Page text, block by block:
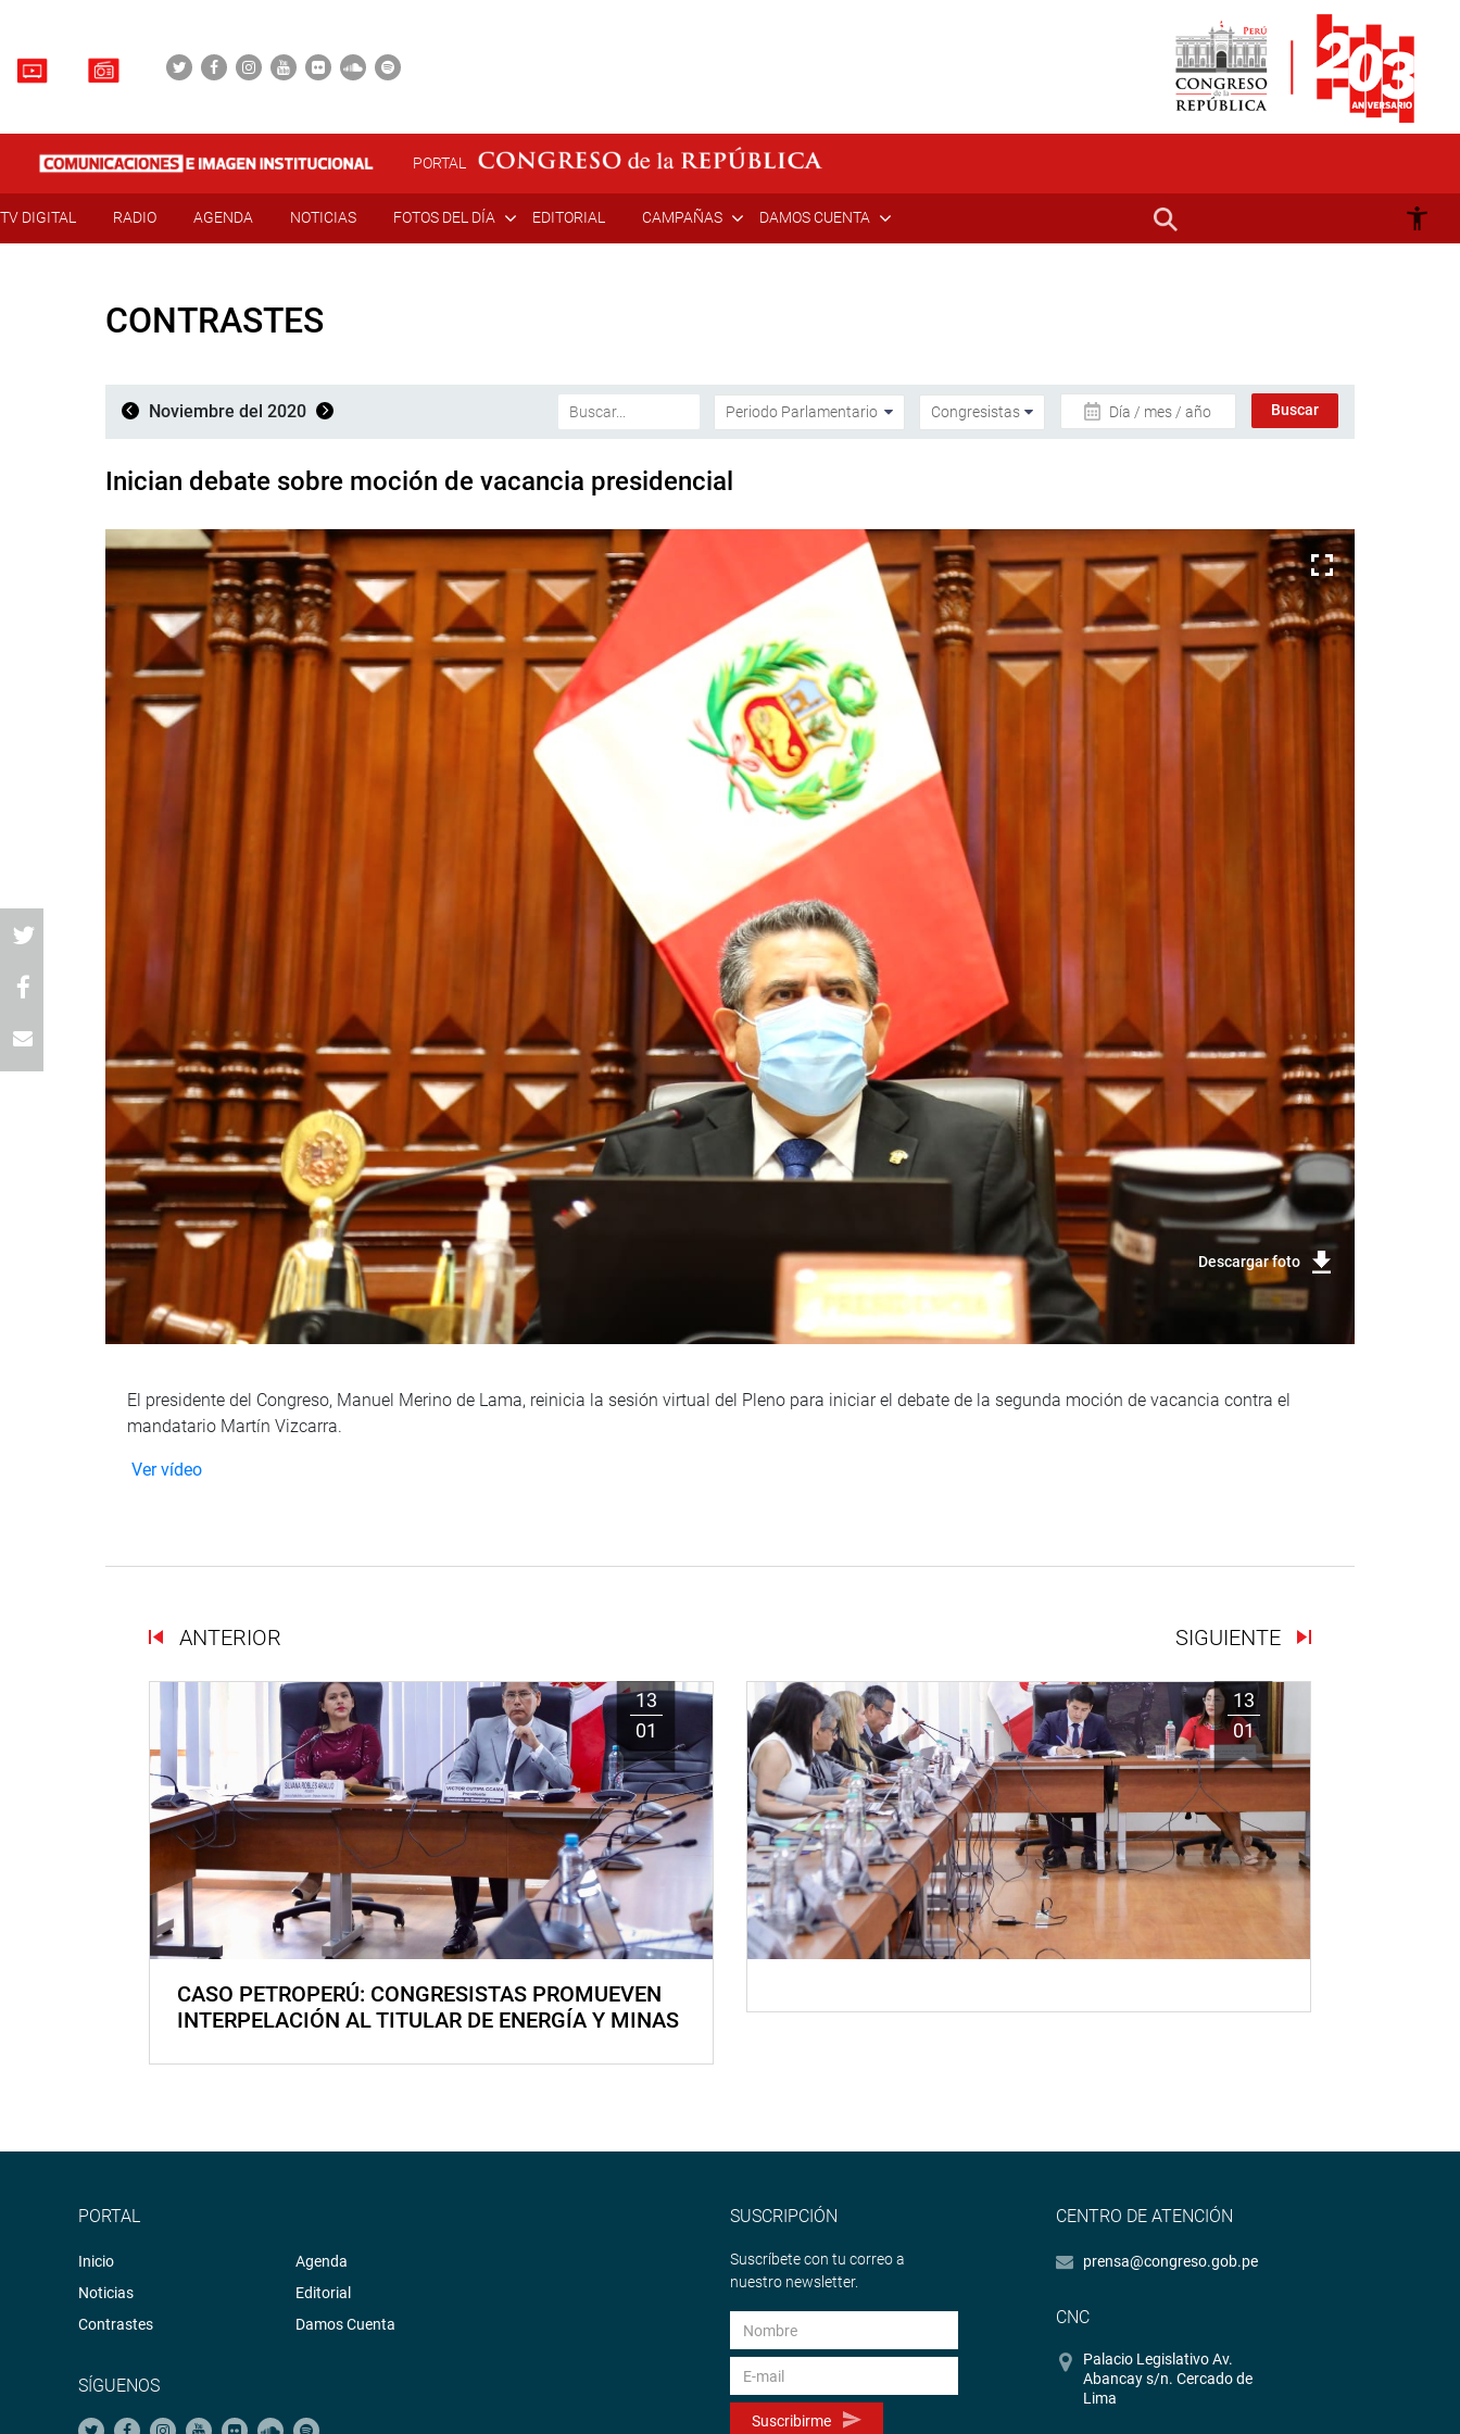
PORTAL
TV DIGITAL RADIO AGENDA NOTICIAS FOTOS DEL DÍA EDITORIAL CAMPAÑAS DAMOS CUENTA
CONTRASTES
Noviembre del 2020 Día / mes / año
Inician debate sobre moción de vacancia presidencial
Descargar foto
El presidente del Congreso, Manuel Merino de Lama, reinicia la sesión virtual del Pleno para iniciar el debate de la segunda moción de vacancia contra el
mandatario Martín Vizcarra.
Ver vídeo
ANTERIOR SIGUIENTE
13
01
CASO PETROPERÚ: CONGRESISTAS PROMUEVEN
INTERPELACIÓN AL TITULAR DE ENERGÍA Y MINAS
13
01
PORTAL
Inicio
Noticias
Contrastes
Agenda
Editorial
Damos Cuenta
SÍGUENOS
SUSCRIPCIÓN
Suscríbete con tu correo a
nuestro newsletter.
Suscribirme
CENTRO DE ATENCIÓN
prensa@congreso.gob.pe
CNC
Palacio Legislativo Av.
Abancay s/n. Cercado de
Lima